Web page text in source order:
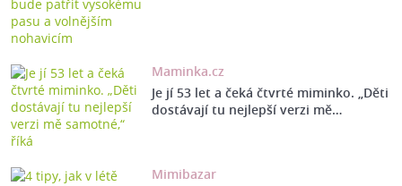
Maminka.cz
Je jí 53 let a čeká čtvrté miminko. „Děti
dostávají tu nejlepší verzi mě…
Mimibazar